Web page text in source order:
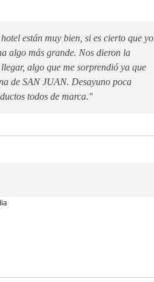
están muy bien, si es cierto que yo
algo más grande. Nos dieron la
algo que me sorprendió ya que
de SAN JUAN. Desayuno poca
todos de marca."